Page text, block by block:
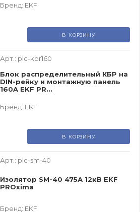
Бренд: EKF
В КОРЗИНУ
Арт.: plc-kbr160
Блок распределительный КБР на
DIN-рейку и монтажную панель
160A EKF PR...
Бренд: EKF
В КОРЗИНУ
Арт.: plc-sm-40
Изолятор SM-40 475А 12кВ EKF
PROxima
Бренд: EKF